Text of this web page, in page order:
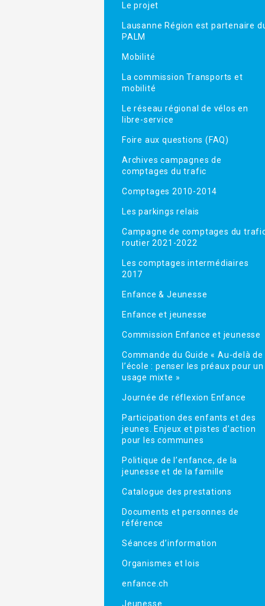
Le projet
Lausanne Région est partenaire
PALM
Mobilité
La commission Transports et
mobilité
Le réseau régional de vélos en
libre-service
Foire aux questions (FAQ)
Archives campagnes de
comptages du trafic
Comptages 2010-2014
Les parkings relais
Campagne de comptages du
routier 2021-2022
Les comptages intermédiaires
2017
Enfance & Jeunesse
Enfance et jeunesse
Commission Enfance et jeunesse
Commande du Guide « Au-delà de
l’école : penser les préaux pour un
usage mixte »
Journée de réflexion Enfance
Participation des enfants et des
jeunes. Enjeux et pistes d’action
pour les communes
Politique de l’enfance, de la
jeunesse et de la famille
Catalogue des prestations
Documents et personnes de
référence
Séances d’information
Organismes et lois
enfance.ch
Jeunesse